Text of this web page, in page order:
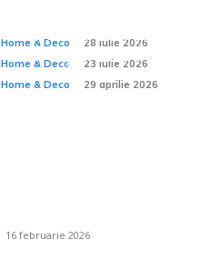
Home & Deco 28 iulie 2026
ceea ce nu se vede?
Home & Deco 23 iulie 2026
meditație acasă?
Home & Deco 29 aprilie 2026
16 februarie 2026